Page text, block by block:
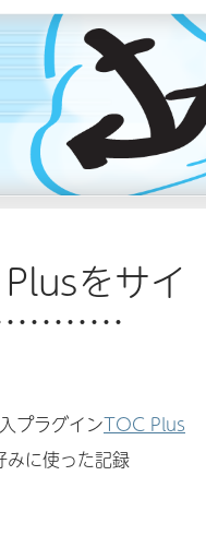
をサイ
…………
プラグインTOC Plus
みに使った記録
サイドバーにですね